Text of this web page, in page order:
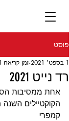
פוסט
רד נייט 2021
1 בספט׳ 2021 זמן קריאה 1 דקות
אחת ממסיבות
הקוקטיילים
קמפרי